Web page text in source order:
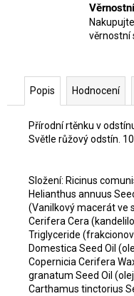
věrnostní
Popis Hodnocení
Přírodní rtěnku v
Světle růžový odstín.
Složení: Ricinus
Helianthus annuus
(Vanilkový macerát ve
Cerifera Cera
Triglyceride
Domestica Seed Oil
Copernicia Cerifera
granatum Seed Oil
Carthamus tinctorius